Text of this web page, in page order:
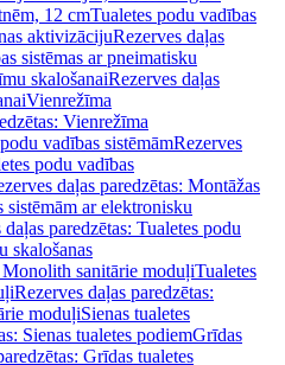
12 cmTualetes podu vadības
aktivizācijuRezerves daļas
sistēmas ar pneimatisku
skalošanaiRezerves daļas
Vienrežīma
Vienrežīma
vadības sistēmāmRezerves
podu vadības
daļas paredzētas: Montāžas
sistēmām ar elektronisku
daļas paredzētas: Tualetes podu
skalošanas
sanitārie moduļiTualetes
Rezerves daļas paredzētas:
moduļiSienas tualetes
Sienas tualetes podiemGrīdas
Grīdas tualetes